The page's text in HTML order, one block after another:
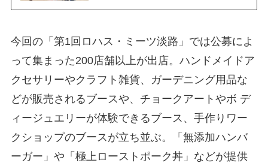
今回の「第1回ロハス・ミーツ淡路」では公募によ
って集まった200店舗以上が出店。ハンドメイドア
クセサリーやクラフト雑貨、ガーデニング用品な
どが販売されるブースや、チョークアートやボ デ
ィージュエリーが体験できるブース、手作りワー
クショップのブースが立ち並ぶ。「無添加ハンバ
ーガー」や「極上ローストポーク丼」などが提供